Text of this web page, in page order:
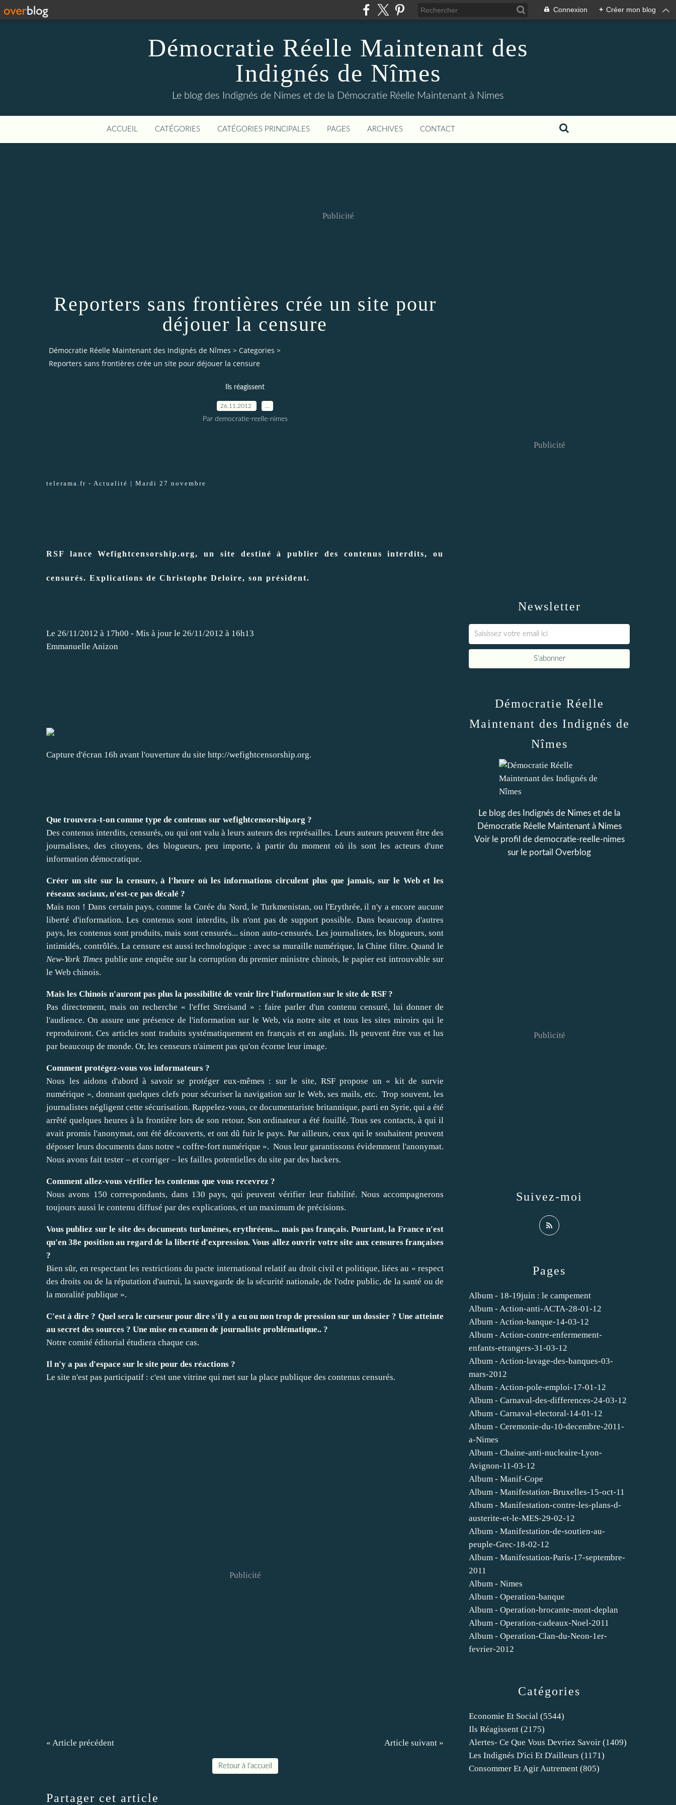
Connexion + Créer mon blog
Démocratie Réelle Maintenant des
Indignés de Nîmes
Le blog des Indignés de Nimes et de la Démocratie Réelle Maintenant à Nimes
ACCUEIL CATÉGORIES CATÉGORIES PRINCIPALES PAGES ARCHIVES CONTACT
Publicité
Reporters sans frontières crée un site pour
déjouer la censure
Démocratie Réelle Maintenant des Indignés de Nîmes > Categories >
Reporters sans frontières crée un site pour déjouer la censure
Ils réagissent
26.11.2012
Par democratie-reelle-nimes
telerama.fr - Actualité | Mardi 27 novembre
RSF lance Wefightcensorship.org, un site destiné à publier des contenus interdits, ou
censurés. Explications de Christophe Deloire, son président.
Le 26/11/2012 à 17h00 - Mis à jour le 26/11/2012 à 16h13
Emmanuelle Anizon
Capture d'écran 16h avant l'ouverture du site http://wefightcensorship.org.
Que trouvera-t-on comme type de contenus sur wefightcensorship.org ?
Des contenus interdits, censurés, ou qui ont valu à leurs auteurs des représailles. Leurs auteurs peuvent être des
journalistes, des citoyens, des blogueurs, peu importe, à partir du moment où ils sont les acteurs d'une
information démocratique.
Créer un site sur la censure, à l'heure où les informations circulent plus que jamais, sur le Web et les
réseaux sociaux, n'est-ce pas décalé ?
Mais non ! Dans certain pays, comme la Corée du Nord, le Turkmenistan, ou l'Erythrée, il n'y a encore aucune
liberté d'information. Les contenus sont interdits, ils n'ont pas de support possible. Dans beaucoup d'autres
pays, les contenus sont produits, mais sont censurés... sinon auto-censurés. Les journalistes, les blogueurs, sont
intimidés, contrôlés. La censure est aussi technologique : avec sa muraille numérique, la Chine filtre. Quand le
New-York Times publie une enquête sur la corruption du premier ministre chinois, le papier est introuvable sur
le Web chinois.
Mais les Chinois n'auront pas plus la possibilité de venir lire l'information sur le site de RSF ?
Pas directement, mais on recherche « l'effet Streisand » : faire parler d'un contenu censuré, lui donner de
l'audience. On assure une présence de l'information sur le Web, via notre site et tous les sites miroirs qui le
reproduiront. Ces articles sont traduits systématiquement en français et en anglais. Ils peuvent être vus et lus
par beaucoup de monde. Or, les censeurs n'aiment pas qu'on écorne leur image.
Comment protégez-vous vos informateurs ?
Nous les aidons d'abord à savoir se protéger eux-mêmes : sur le site, RSF propose un « kit de survie
numérique », donnant quelques clefs pour sécuriser la navigation sur le Web, ses mails, etc. Trop souvent, les
journalistes négligent cette sécurisation. Rappelez-vous, ce documentariste britannique, parti en Syrie, qui a été
arrêté quelques heures à la frontière lors de son retour. Son ordinateur a été fouillé. Tous ses contacts, à qui il
avait promis l'anonymat, ont été découverts, et ont dû fuir le pays. Par ailleurs, ceux qui le souhaitent peuvent
déposer leurs documents dans notre « coffre-fort numérique ». Nous leur garantissons évidemment l'anonymat.
Nous avons fait tester – et corriger – les failles potentielles du site par des hackers.
Comment allez-vous vérifier les contenus que vous recevrez ?
Nous avons 150 correspondants, dans 130 pays, qui peuvent vérifier leur fiabilité. Nous accompagnerons
toujours aussi le contenu diffusé par des explications, et un maximum de précisions.
Vous publiez sur le site des documents turkmènes, erythréens... mais pas français. Pourtant, la France n'est
qu'en 38e position au regard de la liberté d'expression. Vous allez ouvrir votre site aux censures françaises
?
Bien sûr, en respectant les restrictions du pacte international relatif au droit civil et politique, liées au « respect
des droits ou de la réputation d'autrui, la sauvegarde de la sécurité nationale, de l'odre public, de la santé ou de
la moralité publique ».
C'est à dire ? Quel sera le curseur pour dire s'il y a eu ou non trop de pression sur un dossier ? Une atteinte
au secret des sources ? Une mise en examen de journaliste problématique.. ?
Notre comité éditorial étudiera chaque cas.
Il n'y a pas d'espace sur le site pour des réactions ?
Le site n'est pas participatif : c'est une vitrine qui met sur la place publique des contenus censurés.
Publicité
« Article précédent Article suivant »
Retour à l'accueil
Partager cet article
Newsletter
Publicité
Catégories
Economie Et Social (5544)
Ils Réagissent (2175)
Alertes- Ce Que Vous Devriez Savoir (1409)
Les Indignés D'ici Et D'ailleurs (1171)
Consommer Et Agir Autrement (805)
Pages
Album - 18-19juin : le campement
Album - Action-anti-ACTA-28-01-12
Album - Action-banque-14-03-12
Album - Action-contre-enfermement-
enfants-etrangers-31-03-12
Album - Action-lavage-des-banques-03-
mars-2012
Album - Action-pole-emploi-17-01-12
Album - Carnaval-des-differences-24-03-12
Album - Carnaval-electoral-14-01-12
Album - Ceremonie-du-10-decembre-2011-
a-Nimes
Album - Chaine-anti-nucleaire-Lyon-
Avignon-11-03-12
Album - Manif-Cope
Album - Manifestation-Bruxelles-15-oct-11
Album - Manifestation-contre-les-plans-d-
austerite-et-le-MES-29-02-12
Album - Manifestation-de-soutien-au-
peuple-Grec-18-02-12
Album - Manifestation-Paris-17-septembre-
2011
Album - Nimes
Album - Operation-banque
Album - Operation-brocante-mont-deplan
Album - Operation-cadeaux-Noel-2011
Album - Operation-Clan-du-Neon-1er-
fevrier-2012
Démocratie Réelle
Maintenant des Indignés de
Nîmes
Le blog des Indignés de Nimes et de la
Démocratie Réelle Maintenant à Nimes
Voir le profil de democratie-reelle-nimes
sur le portail Overblog
Suivez-moi
Publicité